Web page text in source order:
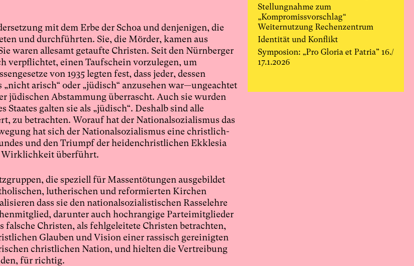
mit dem Erbe der Schoa und denjenigen, die
und durchführten. Sie, die Mörder, kamen aus
waren allesamt getaufte Christen. Seit den Nürnberger
verpflichtet, einen Taufschein vorzulegen, um
von 1935 legten fest, dass jeder, dessen
arisch“ oder „jüdisch“ anzusehen war—ungeachtet
Abstammung überrascht. Auch sie wurden
galten sie als „jüdisch“. Deshalb sind alle
zu betrachten. Worauf hat der Nationalsozialismus das
hat sich der Nationalsozialismus eine christlich-
und den Triumpf der heidenchristlichen Ekklesia
Wirklichkeit überführt.
die speziell für Massentötungen ausgebildet
lutherischen und reformierten Kirchen
dass sie den nationalsozialistischen Rasselehre
darunter auch hochrangige Parteimitglieder
Christen, als fehlgeleitete Christen betrachten,
Glauben und Vision einer rassisch gereinigten
christlichen Nation, und hielten die Vertreibung
für richtig.
Stellungnahme zum
„Kompromissvorschlag“
Weiternutzung Rechenzentrum
Identität und Konflikt
Symposion: „Pro Gloria et Patria” 16./
17.1.2026